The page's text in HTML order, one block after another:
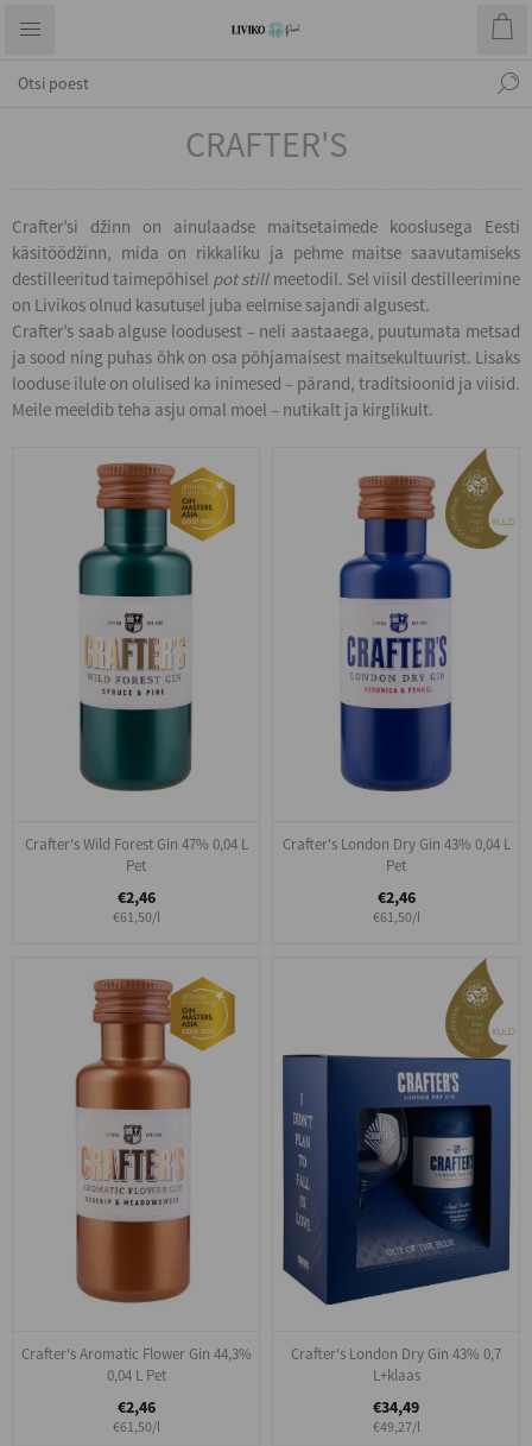
CRAFTER'S
Crafter’si džinn on ainulaadse maitsetaimede kooslusega Eesti
käsitöödžinn, mida on rikkaliku ja pehme maitse saavutamiseks
destilleeritud taimepõhisel pot stillmeetodil. Sel viisil destilleerimine
on Livikos olnud kasutusel juba eelmise sajandi algusest.
Crafter’s saab alguse loodusest – neli aastaaega, puutumata metsad
ja sood ning puhas õhk on osa põhjamaisest maitsekultuurist. Lisaks
looduse ilule on olulised ka inimesed – pärand, traditsioonid ja viisid.
Meile meeldib teha asju omal moel – nutikalt ja kirglikult.
Crafter's Wild Forest Gin 47% 0,04 L
Pet
€2,46
€61,50/l
Crafter's London Dry Gin 43% 0,04 L
Pet
€2,46
€61,50/l
Crafter's Aromatic Flower Gin 44,3%
0,04 L Pet
€2,46
€61,50/l
Crafter's London Dry Gin 43% 0,7
L+klaas
€34,49
€49,27/l